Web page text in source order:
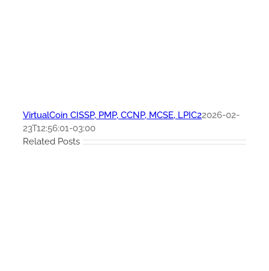
VirtualCoin CISSP, PMP, CCNP, MCSE, LPIC22026-02-
23T12:56:01-03:00
Related Posts